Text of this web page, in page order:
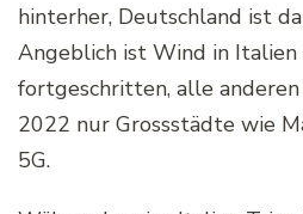
hinterher, Deutschland ist
Angeblich ist Wind in
fortgeschritten, alle
2022 nur Grossstädte wie
5G.